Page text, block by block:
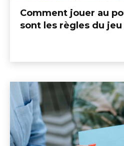
Comment jouer au
sont les règles du jeu